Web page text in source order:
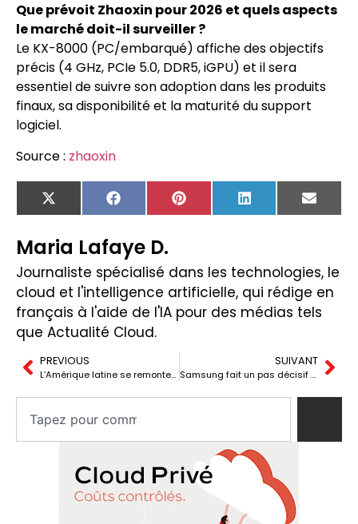
Que prévoit Zhaoxin pour 2026 et quels aspects
le marché doit-il surveiller ?
Le KX-8000 (PC/embarqué) affiche des objectifs
précis (4 GHz, PCIe 5.0, DDR5, iGPU) et il sera
essentiel de suivre son adoption dans les produits
finaux, sa disponibilité et la maturité du support
logiciel.
Source : zhaoxin
X
(Twitter)
FacebookPinterest LinkedIn Email
Maria Lafaye D.
Journaliste spécialisé dans les technologies, le
cloud et l'intelligence artificielle, qui rédige en
français à l'aide de l'IA pour des médias tels
que Actualité Cloud.
PREVIOUS
L’Amérique latine se remonte : la « pile » technologique que la Chine occupe pendant que l’Occident vend des actifs
SUIVANT
Samsung fait un pas décisif pour son méga complexe de semi-conducteurs à Yongin : terrain fermé, construction en vue